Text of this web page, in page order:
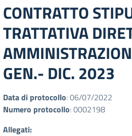
CONTRATTO
TRATTATIVA
GEN.- DIC. 2023
Data di protocollo: 06/07/2022
Numero protocollo: 0002198
Allegati: